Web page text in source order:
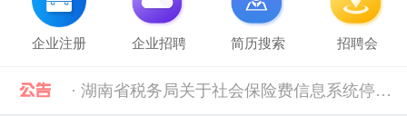
企业注册 企业招聘 简历搜索 招聘会
· 湖南省税务局关于社会保险费信息系统停机的通告（2024年11月） [12-02]